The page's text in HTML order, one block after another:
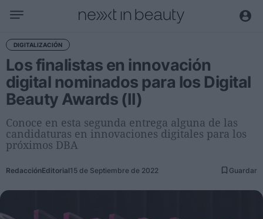
Negocio
Editorial
Actualidad
Economía y sector
Entrevistas a directivos
DIGITALIZACIÓN
Los finalistas en innovación
digital nominados para los Digital
Beauty Awards (II)
Conoce en esta segunda entrega alguna de las
candidaturas en innovaciones digitales para los
próximos DBA
RedacciónEditorial15 de Septiembre de 2022 Guardar